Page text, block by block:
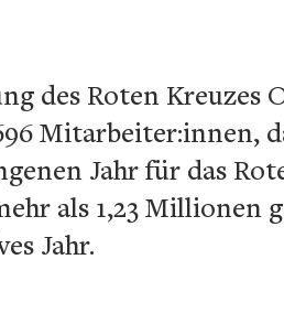
des Roten Kreuzes
Jahr für das
als 1,23 Millionen
Jahr.